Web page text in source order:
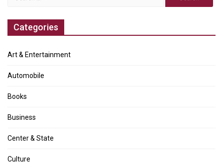
Categories
Art & Entertainment
Automobile
Books
Business
Center & State
Culture